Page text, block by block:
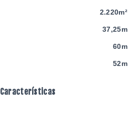
Características
2.220m²
37,25m
60m
52m